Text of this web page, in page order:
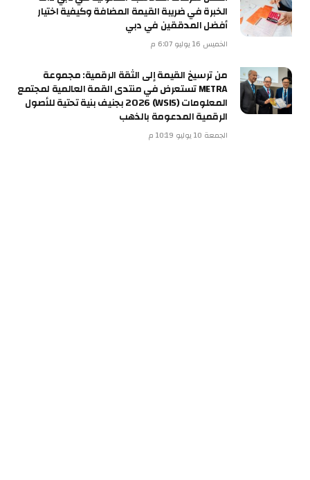
الخبرة في ضريبة القيمة المضافة وكيفية اختيار
أفضل المدققين في دبي
الخميس 16 يوليو 6:07 م
من ترسيخ القيمة إلى الثقة الرقمية: مجموعة
METRA تستعرض في منتدى القمة العالمية لمجتمع
المعلومات (WSIS) 2026 بجنيف بنية تحتية للأصول
الرقمية المدعومة بالذهب
الجمعة 10 يوليو 10:19 م